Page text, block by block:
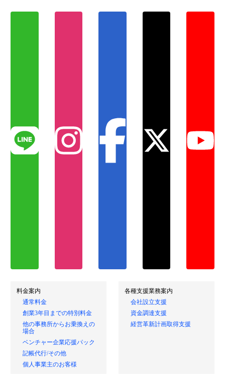
料金案内
通常料金
創業3年目までの特別料金
他の事務所からお乗換えの
場合
ベンチャー企業応援パック
記帳代行/その他
個人事業主のお客様
各種支援業務案内
会社設立支援
資金調達支援
経営革新計画取得支援